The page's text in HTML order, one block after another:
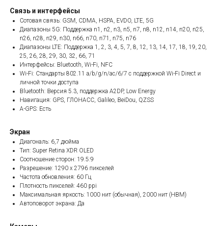
Связь и интерфейсы
Сотовая связь: GSM, CDMA, HSPA, EVDO, LTE, 5G
Диапазоны 5G: Поддержка n1, n2, n3, n5, n7, n8, n12, n14, n20, n25,
n26, n28, n29, n30, n66, n70, n71, n75, n76
Диапазоны LTE: Поддержка 1, 2, 3, 4, 5, 7, 8, 12, 13, 14, 17, 18, 19, 20,
25, 26, 28, 29, 30, 32, 66, 71
Интерфейсы: Bluetooth, Wi-Fi, NFC
Wi-Fi: Стандарты 802.11 a/b/g/n/ac/6/7 с поддержкой Wi-Fi Direct и
личной точки доступа
Bluetooth: Версия 5.3, поддержка A2DP, Low Energy
Навигация: GPS, ГЛОНАСС, Galileo, BeiDou, QZSS
A-GPS: Есть
Экран
Диагональ: 6,7 дюйма
Тип: Super Retina XDR OLED
Соотношение сторон: 19.5:9
Разрешение: 1290 x 2796 пикселей
Частота обновления: 60 Гц
Плотность пикселей: 460 ppi
Максимальная яркость: 1000 нит (обычная), 2000 нит (HBM)
Автоповорот экрана: Да